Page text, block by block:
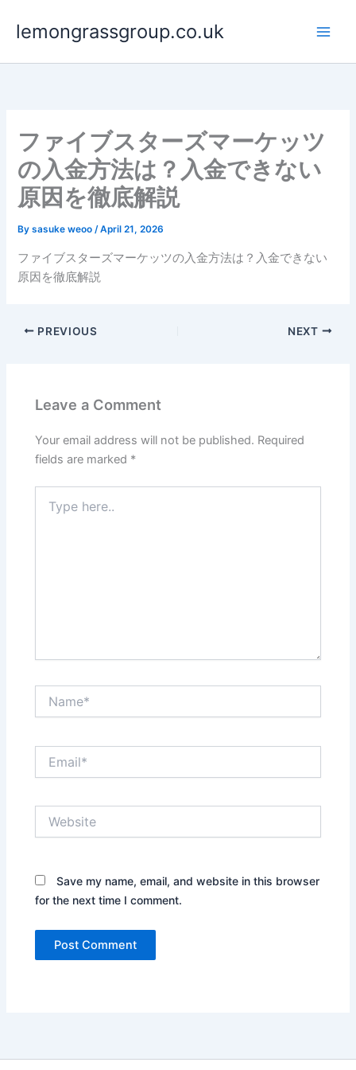
lemongrassgroup.co.uk
ファイブスターズマーケッツ
の入金方法は？入金できない
原因を徹底解説
Bysasuke weoo/April 21, 2026
ファイブスターズマーケッツの入金方法は？入金できない
原因を徹底解説
PREVIOUS NEXT
Leave a Comment
Your email address will not be published. Required
fields are marked *
here..
Save my name, email, and website in this browser
for the next time I comment.